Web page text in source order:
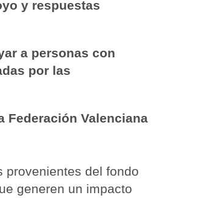
y respuestas
a personas con
por las
Federación Valenciana
provenientes del fondo
generen un impacto